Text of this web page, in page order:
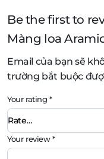
Be the first to
Màng loa
Email của bạn sẽ
trường bắt buộc
Your rating*
Your review*